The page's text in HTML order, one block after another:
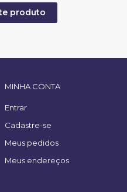
produto
MINHA CONTA
Entrar
Cadastre-se
Meus pedidos
Meus endereços